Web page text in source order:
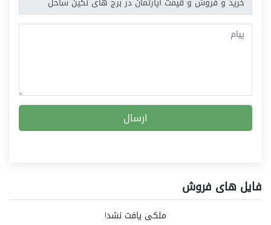
ارسال
فایل های فروش
ملکی یافت نشد!